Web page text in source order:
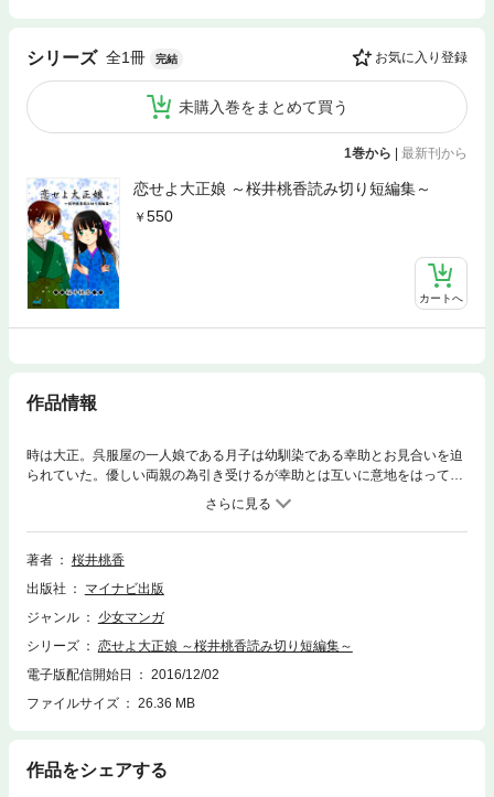
シリーズ 全1冊 完結 お気に入り登録
未購入巻をまとめて買う
1巻から 最新刊から
恋せよ大正娘 ～桜井桃香読み切り短編集～
550
カートへ
作品情報
時は大正。呉服屋の一人娘である月子は幼馴染である幸助とお見合いを迫
られていた。優しい両親の為引き受けるが幸助とは互いに意地をはってし
まい上手くいかない。だがその翌日幸助が屋根から転落したと聞き月子は
病院へと走る……！ いじっぱり同士のラブコメディー。他、吸血鬼の美少
年と人間の美少女の微妙な恋模様「ブラッドブライド」、小学生３人組が
遭遇した不思議な出来事「秘密的小学部隊」を収録した桜井桃香の短編
著者
桜井桃香
出版社
マイナビ出版
ジャンル
少女マンガ
シリーズ
恋せよ大正娘 ～桜井桃香読み切り短編集～
電子版配信開始日
2016/12/02
ファイルサイズ
26.36 MB
作品をシェアする